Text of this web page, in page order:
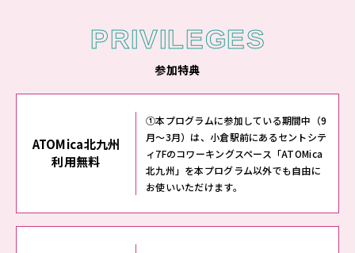
PRIVILEGES
参加特典
ATOMica北九州
利用無料
①本プログラムに参加している期間中（9
月～3月）は、小倉駅前にあるセントシテ
ィ7Fのコワーキングスペース「ATOMica
北九州」を本プログラム以外でも自由に
お使いいただけます。